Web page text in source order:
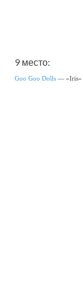
9 место:
Goo Goo Dolls — «Iris»